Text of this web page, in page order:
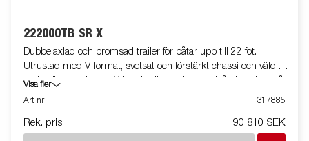
222000TB SR X
Dubbelaxlad och bromsad trailer för båtar upp till 22 fot.
Utrustad med V-format, svetsat och förstärkt chassi och väldigt
goda köregenskaper. X-line-kvalitetsrullar med låg inverkan på
båtens skrov. Tippbar superrullsvagga baktill, förstärkta kölrullar
båt. Varmgalvaniserat chassi för lång hållbarhet. Elen är helt
Visa fler
Art nr
317885
Rek. pris 90 810 SEK